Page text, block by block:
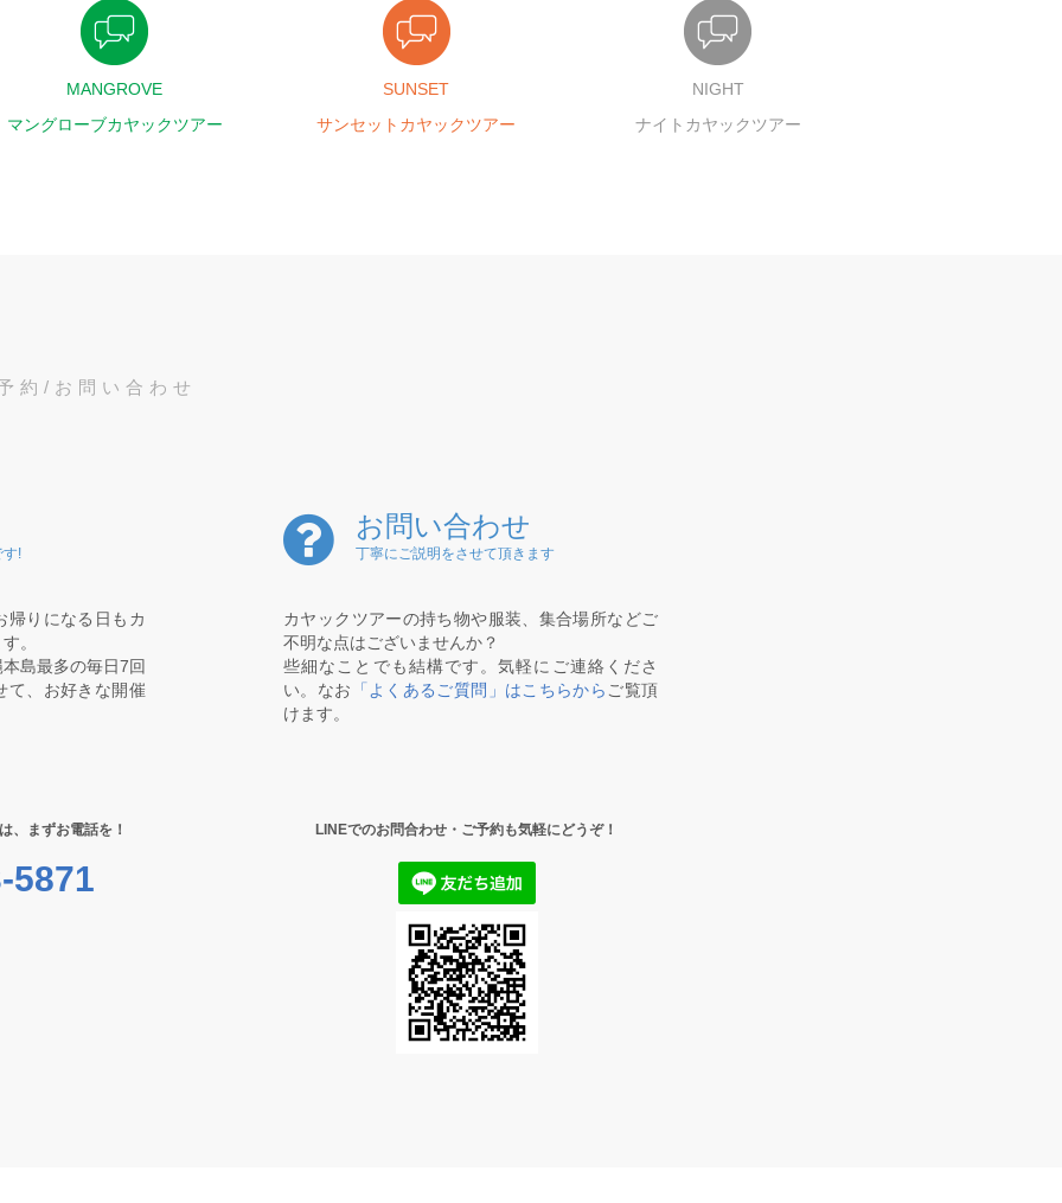
MANGROVE
マングローブカヤックツアー
SUNSET
サンセットカヤックツアー
NIGHT
ナイトカヤックツアー
約/お問い合わせ
す!
帰りになる日もカ
。
島最多の毎日7回
て、お好きな開催
お問い合わせ
丁寧にご説明をさせて頂きます
カヤックツアーの持ち物や服装、集合場所などご
不明な点はございませんか？
些細なことでも結構です。気軽にご連絡くださ
い。なお 「よくあるご質問」はこちらから ご覧頂
けます。
、まずお電話を！
5871
LINEでのお問合わせ・ご予約も気軽にどうぞ！